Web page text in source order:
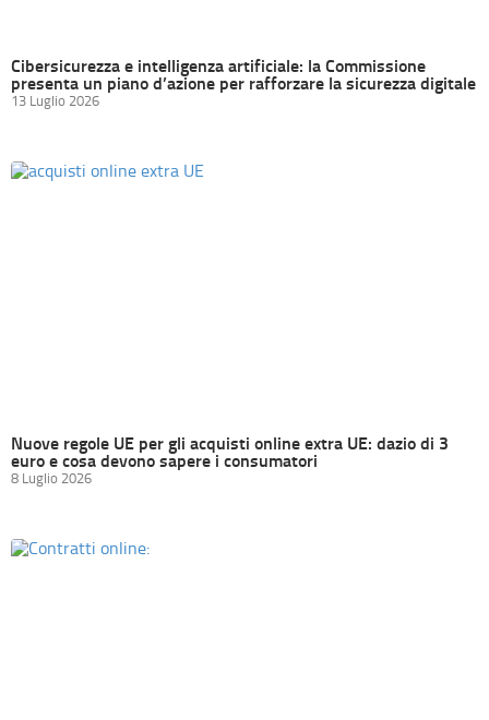
Cibersicurezza e intelligenza artificiale: la Commissione
presenta un piano d’azione per rafforzare la sicurezza digitale
13 Luglio 2026
Nuove regole UE per gli acquisti online extra UE: dazio di 3
euro e cosa devono sapere i consumatori
8 Luglio 2026